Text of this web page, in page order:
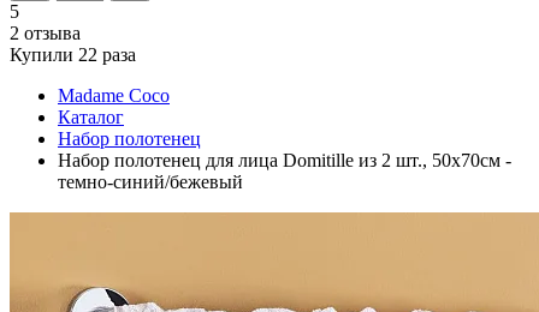
5
2 отзыва
Купили 22 раза
Madame Coco
Каталог
Набор полотенец
Набор полотенец для лица Domitille из 2 шт., 50x70см -
темно-синий/бежевый